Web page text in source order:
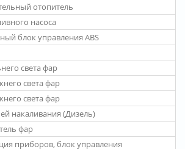
отопитель
насоса
блок управления ABS
света фар
света фар
света фар
накаливания (Дизель)
фар
приборов, блок управления